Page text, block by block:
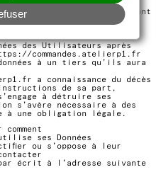
que les Utilisateurs auront
l’objet de traitements
ou sur un contrat
des Utilisateurs après
commandes.atelierp1.fr
à un tiers qu’ils aura
a connaissance du décès
de sa part,
à détruire ses
s’avère nécessaire à des
à une obligation légale.
ses Données
ou s’oppose à leur
écrit à l’adresse suivante